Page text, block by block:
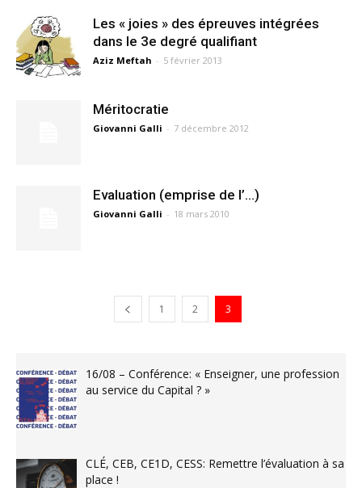
school
Les « joies » des épreuves intégrées
dans le 3e degré qualifiant
Aziz Meftah - 5 février 2013
Méritocratie
Giovanni Galli - 7 décembre 2012
Evaluation (emprise de l’…)
Giovanni Galli - 18 mars 2010
1 2 3
16/08 – Conférence: « Enseigner, une profession
au service du Capital ? »
CLÉ, CEB, CE1D, CESS: Remettre l’évaluation à sa
place !